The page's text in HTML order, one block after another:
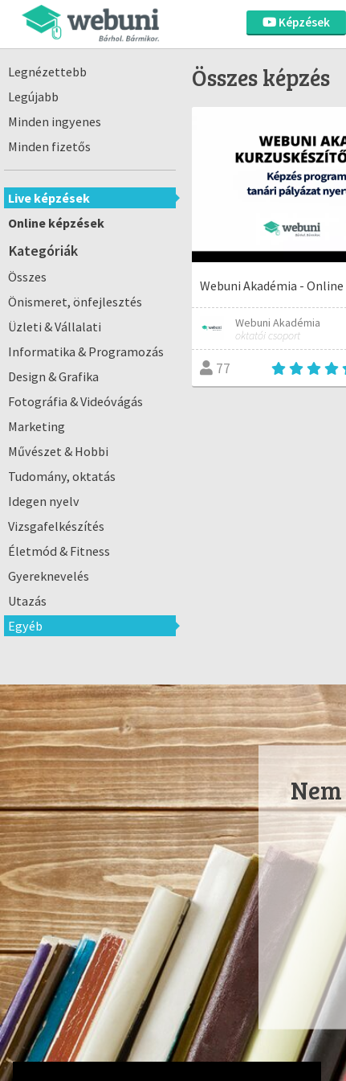
Képzések
Legnézettebb
Legújabb
Minden ingyenes
Minden fizetős
Live képzések
Online képzések
Kategóriák
Összes
Önismeret, önfejlesztés
Üzleti & Vállalati
Informatika & Programozás
Design & Grafika
Fotográfia & Videóvágás
Marketing
Művészet & Hobbi
Tudomány, oktatás
Idegen nyelv
Vizsgafelkészítés
Életmód & Fitness
Gyereknevelés
Utazás
Egyéb
Összes képzés
Webuni Akadémia -
Webuni Akadémia
oktatói csoport
77